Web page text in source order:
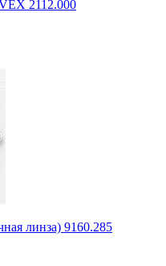
2112.000
линза) 9160.285